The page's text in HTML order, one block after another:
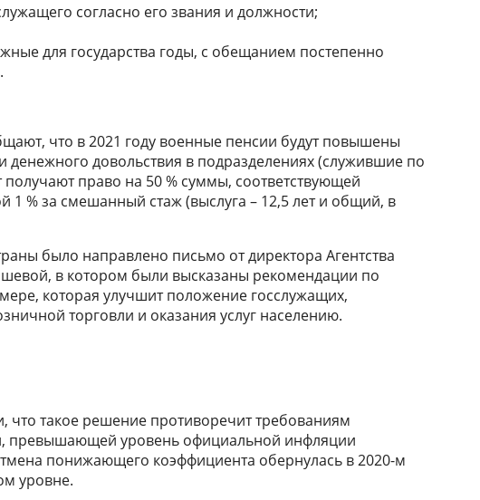
согласно его звания и должности;
для государства годы, с обещанием постепенно
что в 2021 году военные пенсии будут повышены
денежного довольствия в подразделениях (служившие по
получают право на 50 % суммы, соответствующей
1 % за смешанный стаж (выслуга – 12,5 лет и общий, в
было направлено письмо от директора Агентства
в котором были высказаны рекомендации по
которая улучшит положение госслужащих,
торговли и оказания услуг населению.
что такое решение противоречит требованиям
превышающей уровень официальной инфляции
понижающего коэффициента обернулась в 2020-м
уровне.